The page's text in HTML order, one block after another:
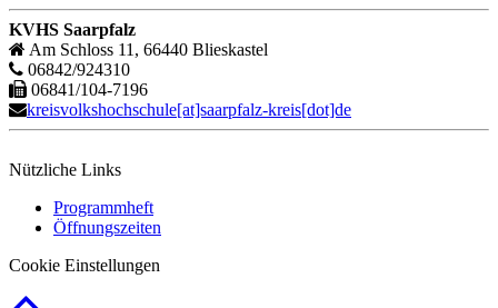
KVHS Saarpfalz
Am Schloss 11, 66440 Blieskastel
06842/924310
06841/104-7196
kreisvolkshochschule[at]saarpfalz-kreis[dot]de
Nützliche Links
Programmheft
Öffnungszeiten
Cookie Einstellungen